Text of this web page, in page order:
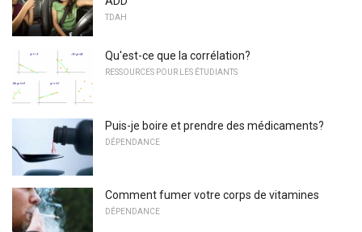
TDAH
Qu'est-ce que la corrélation?
RESSOURCES POUR LES ÉTUDIANTS
Puis-je boire et prendre des médicaments?
DÉPENDANCE
Comment fumer votre corps de vitamines
DÉPENDANCE